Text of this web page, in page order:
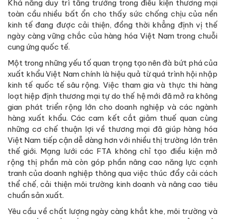
Khả năng duy trì tăng trưởng trong điều kiện thương mại
toàn cầu nhiều bất ổn cho thấy sức chống chịu của nền
kinh tế đang được cải thiện, đồng thời khẳng định vị thế
ngày càng vững chắc của hàng hóa Việt Nam trong chuỗi
cung ứng quốc tế.
Một trong những yếu tố quan trọng tạo nên đà bứt phá của
xuất khẩu Việt Nam chính là hiệu quả từ quá trình hội nhập
kinh tế quốc tế sâu rộng. Việc tham gia và thực thi hàng
loạt hiệp định thương mại tự do thế hệ mới đã mở ra không
gian phát triển rộng lớn cho doanh nghiệp và các ngành
hàng xuất khẩu. Các cam kết cắt giảm thuế quan cùng
những cơ chế thuận lợi về thương mại đã giúp hàng hóa
Việt Nam tiếp cận dễ dàng hơn với nhiều thị trường lớn trên
thế giới. Mạng lưới các FTA không chỉ tạo điều kiện mở
rộng thị phần mà còn góp phần nâng cao năng lực cạnh
tranh của doanh nghiệp thông qua việc thúc đẩy cải cách
thể chế, cải thiện môi trường kinh doanh và nâng cao tiêu
chuẩn sản xuất.
Yêu cầu về chất lượng ngày càng khắt khe, môi trường và